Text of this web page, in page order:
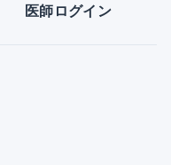
医師ログイン